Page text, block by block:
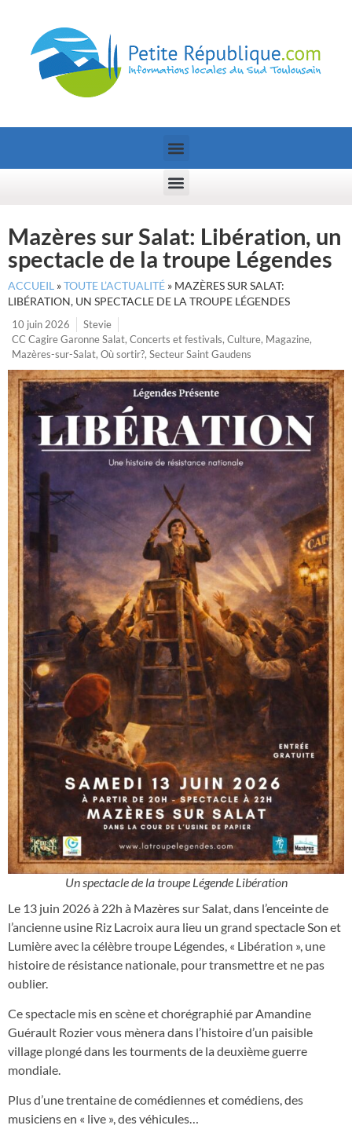
Mazères sur Salat: Libération, un
spectacle de la troupe Légendes
ACCUEIL »TOUTE L’ACTUALITÉ » MAZÈRES SUR SALAT:
LIBÉRATION, UN SPECTACLE DE LA TROUPE LÉGENDES
10 juin 2026
Stevie
CC Cagire Garonne Salat, Concerts et festivals, Culture, Magazine,
Mazères-sur-Salat, Où sortir?, Secteur Saint Gaudens
Un spectacle de la troupe Légende Libération
Le 13 juin 2026 à 22h à Mazères sur Salat, dans l’enceinte de
l’ancienne usine Riz Lacroix aura lieu un grand spectacle Son et
Lumière avec la célèbre troupe Légendes, « Libération », une
histoire de résistance nationale, pour transmettre et ne pas
oublier.
Ce spectacle mis en scène et chorégraphié par Amandine
Guérault Rozier vous mènera dans l’histoire d’un paisible
village plongé dans les tourments de la deuxième guerre
mondiale.
Plus d’une trentaine de comédiennes et comédiens, des
musiciens en « live », des véhicules…